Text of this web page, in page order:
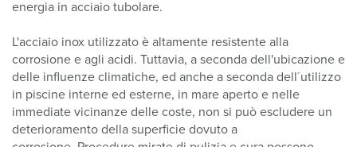
energia in acciaio tubolare.
L'acciaio inox utilizzato è altamente resistente alla
corrosione e agli acidi. Tuttavia, a seconda dell'ubicazione e
delle influenze climatiche, ed anche a seconda dell´utilizzo
in piscine interne ed esterne, in mare aperto e nelle
immediate vicinanze delle coste, non si può escludere un
deterioramento della superficie dovuto a